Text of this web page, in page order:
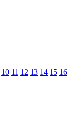
10 11 12 13 14 15 16